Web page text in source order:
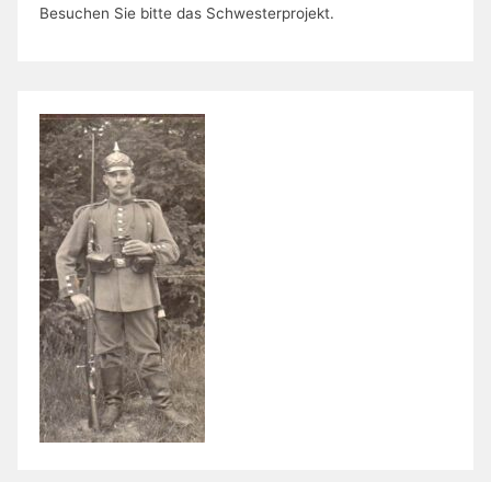
Besuchen Sie bitte das Schwesterprojekt.